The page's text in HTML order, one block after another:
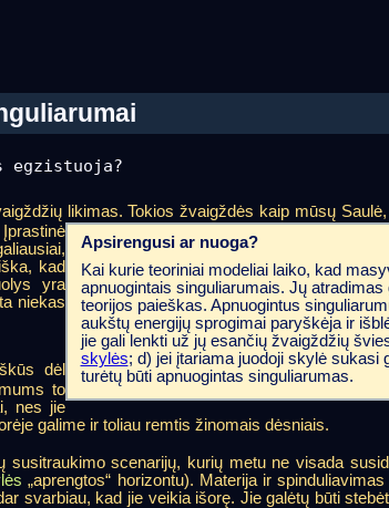
likimas. Tokios žvaigždės kaip mūsų
Apsirengusi ar nuoga?
Kai kurie teoriniai modeliai laiko, kad
apnuogintais singuliarumais. Jų
teorijos paieškas. Apnuogintus
aukštų energijų sprogimai paryškėja ir
jie gali lenkti už jų esančių žvaigždžių
skylės; d) jei įtariama juodoji skylė sukasi
turėtų būti apnuogintas singuliarumas.
Įprastinė
kad
yra
niekas
dėl
to
nes jie
galime ir toliau remtis žinomais dėsniais.
scenarijų, kurių metu ne visada
„aprengtos“ horizontu). Materija ir
svarbiau, kad jie veikia išorę. Jie galėtų būti